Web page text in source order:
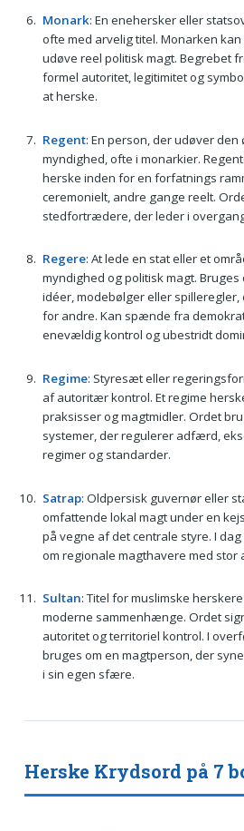
Monark: En enehersker eller
ofte med arvelig titel. Monarken
udøve reel politisk magt. Begrebet
formel autoritet, legitimitet og
at herske.
Regent: En person, der udøver
myndighed, ofte i monarkier.
herske inden for en forfatnings
ceremonielt, andre gange reelt.
stedfortrædere, der leder i
Regere: At lede en stat eller et
myndighed og politisk magt.
idéer, modebølger eller spilleregler,
for andre. Kan spænde fra
enevældig kontrol og ubestridt
Regime: Styresæt eller
af autoritær kontrol. Et regime
praksisser og magtmidler. Ordet
systemer, der regulerer adfærd,
regimer og standarder.
Satrap: Oldpersisk guvernør eller
omfattende lokal magt under en
på vegne af det centrale styre. I
om regionale magthavere med stor
Sultan: Titel for muslimske
moderne sammenhænge. Ordet
autoritet og territoriel kontrol. I
bruges om en magtperson, der
i sin egen sfære.
Herske Krydsord på 7